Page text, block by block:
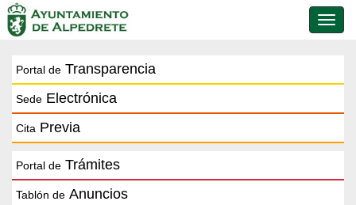
de
Portal de Transparencia
Sede Electrónica
Cita Previa
Portal de Trámites
Tablón de Anuncios